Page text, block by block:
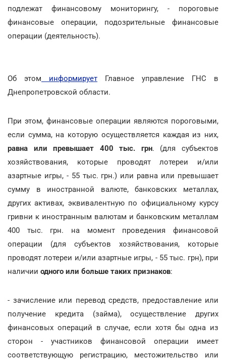
подлежат финансовому мониторингу, - пороговые
финансовые операции, подозрительные финансовые
операции (деятельность).
Об этом информирует Главное управление ГНС в
Днепропетровской области.
При этом, финансовые операции являются пороговыми,
если сумма, на которую осуществляется каждая из них,
равна или превышает 400 тыс. грн. (для субъектов
хозяйствования, которые проводят лотереи и/или
азартные игры, - 55 тыс. грн.) или равна или превышает
сумму в иностранной валюте, банковских металлах,
других активах, эквивалентную по официальному курсу
гривни к иностранным валютам и банковским металлам
400 тыс. грн. на момент проведения финансовой
операции (для субъектов хозяйствования, которые
проводят лотереи и/или азартные игры, - 55 тыс. грн), при
наличии одного или больше таких признаков:
- зачисление или перевод средств, предоставление или
получение кредита (займа), осуществление других
финансовых операций в случае, если хотя бы одна из
сторон - участников финансовой операции имеет
соответствующую регистрацию, местожительство или